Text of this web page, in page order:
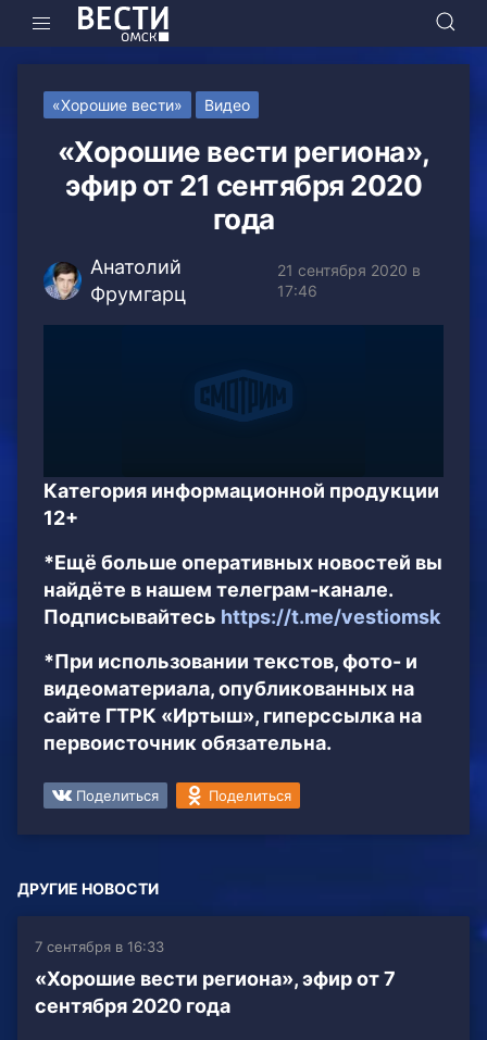
«Хорошие вести» Видео
«Хорошие вести региона»,
эфир от 21 сентября 2020
года
Анатолий
Фрумгарц
21 сентября 2020 в
17:46
Категория информационной продукции
12+
*Ещё больше оперативных новостей вы
найдёте в нашем телеграм-канале.
Подписывайтесь https://t.me/vestiomsk
*При использовании текстов, фото- и
видеоматериала, опубликованных на
сайте ГТРК «Иртыш», гиперссылка на
первоисточник обязательна.
Поделиться Поделиться
ДРУГИЕ НОВОСТИ
7 сентября в 16:33
«Хорошие вести региона», эфир от 7
сентября 2020 года